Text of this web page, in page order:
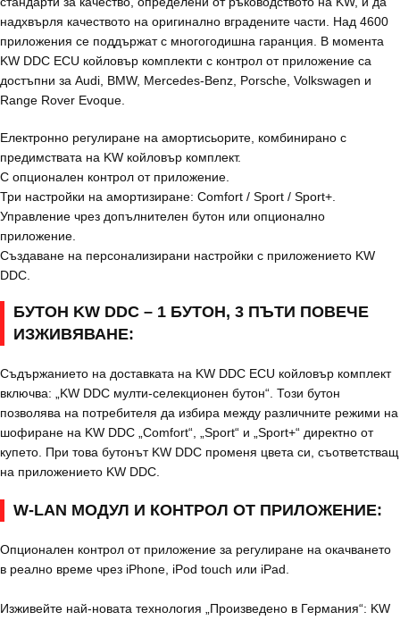
надхвърля качеството на оригинално вградените части. Над 4600
приложения се поддържат с многогодишна гаранция. В момента
KW DDC ECU койловър комплекти с контрол от приложение са
достъпни за Audi, BMW, Mercedes-Benz, Porsche, Volkswagen и
Range Rover Evoque.
Електронно регулиране на амортисьорите, комбинирано с
предимствата на KW койловър комплект.
С опционален контрол от приложение.
Три настройки на амортизиране: Comfort / Sport / Sport+.
Управление чрез допълнителен бутон или опционално
приложение.
Създаване на персонализирани настройки с приложението KW
DDC.
БУТОН KW DDC – 1 БУТОН, 3 ПЪТИ ПОВЕЧЕ
ИЗЖИВЯВАНЕ:
Съдържанието на доставката на KW DDC ECU койловър комплект
включва: „KW DDC мулти-селекционен бутон“. Този бутон
позволява на потребителя да избира между различните режими на
шофиране на KW DDC „Comfort“, „Sport“ и „Sport+“ директно от
купето. При това бутонът KW DDC променя цвета си, съответстващ
на приложението KW DDC.
W-LAN МОДУЛ И КОНТРОЛ ОТ ПРИЛОЖЕНИЕ:
Опционален контрол от приложение за регулиране на окачването
в реално време чрез iPhone, iPod touch или iPad.
Изживейте най-новата технология „Произведено в Германия“: KW